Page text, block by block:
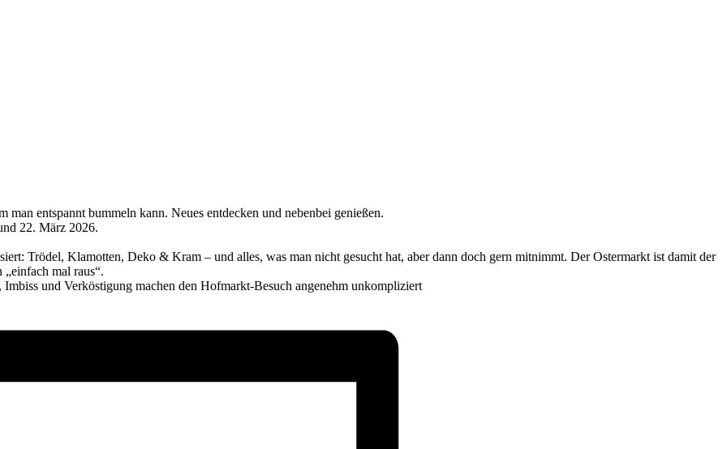
entspannt bummeln kann. Neues entdecken und nebenbei genießen.
22. März 2026.
Trödel, Klamotten, Deko & Kram – und alles, was man nicht gesucht hat, aber dann doch gern mitnimmt. Der Ostermarkt ist damit der
mal raus“.
und Verköstigung machen den Hofmarkt-Besuch angenehm unkompliziert